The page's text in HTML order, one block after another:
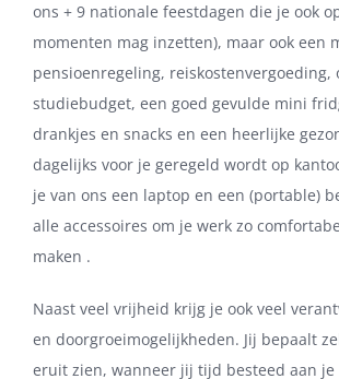
ons + 9 nationale feestdagen die je ook
momenten mag inzetten), maar ook een
pensioenregeling, reiskostenvergoeding,
studiebudget, een goed gevulde mini
drankjes en snacks en een heerlijke
dagelijks voor je geregeld wordt op
je van ons een laptop en een (portable)
alle accessoires om je werk zo
maken .
Naast veel vrijheid krijg je ook veel
en doorgroeimogelijkheden. Jij bepaalt
eruit zien, wanneer jij tijd besteed aan